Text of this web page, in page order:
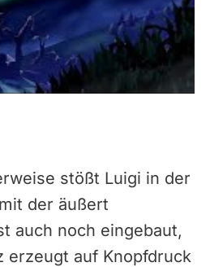
stößt Luigi in der
der äußert
auch noch eingebaut,
erzeugt auf Knopfdruck